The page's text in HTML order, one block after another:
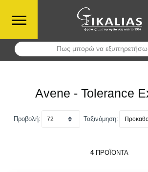
Πως μπορώ να
Αναζήτηση
Avene - Tolerance
Προβολή: Ταξινόμηση:
4ΠΡΟΪΌΝΤΑ